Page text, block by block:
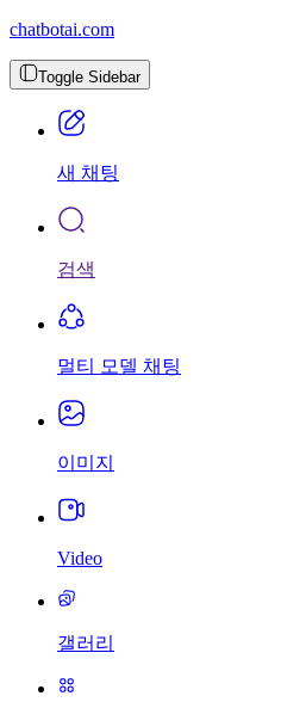
chatbotai.com
Toggle Sidebar
새 채팅
검색
멀티 모델 채팅
이미지
Video
갤러리